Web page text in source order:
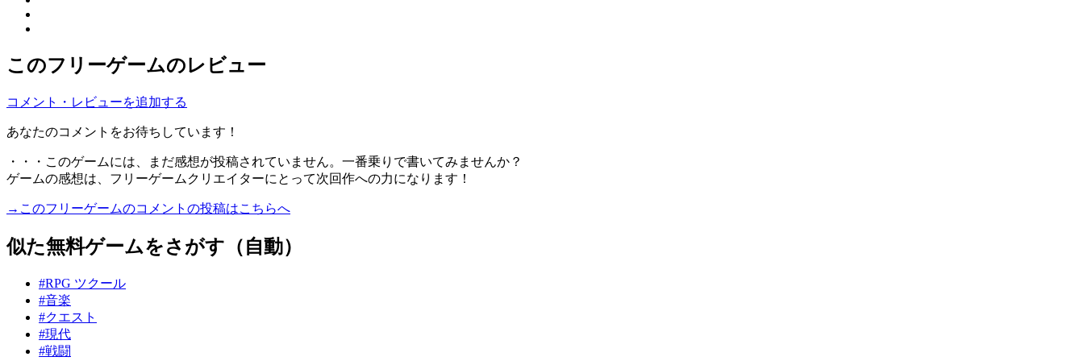
このフリーゲームのレビュー
コメント・レビューを追加する
あなたのコメントをお待ちしています！
・・・このゲームには、まだ感想が投稿されていません。一番乗りで書いてみませんか？
ゲームの感想は、フリーゲームクリエイターにとって次回作への力になります！
→このフリーゲームのコメントの投稿はこちらへ
似た無料ゲームをさがす（自動）
#RPG ツクール
#音楽
#クエスト
#現代
#戦闘